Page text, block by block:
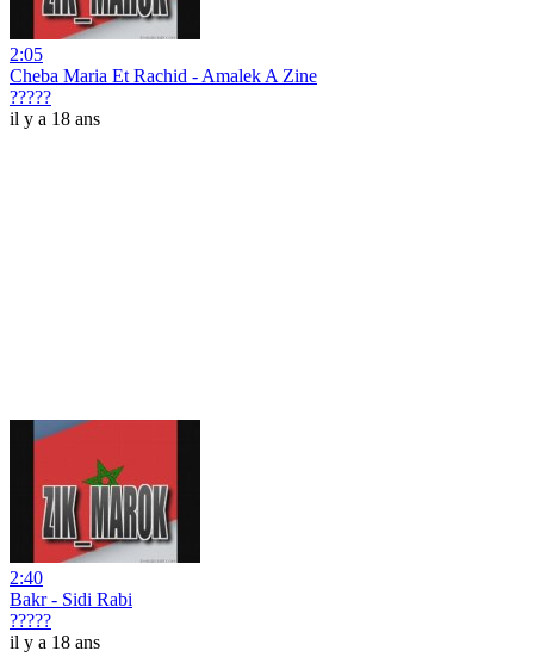
2:05
Cheba Maria Et Rachid - Amalek A Zine
?????
il y a 18 ans
2:40
Bakr - Sidi Rabi
?????
il y a 18 ans